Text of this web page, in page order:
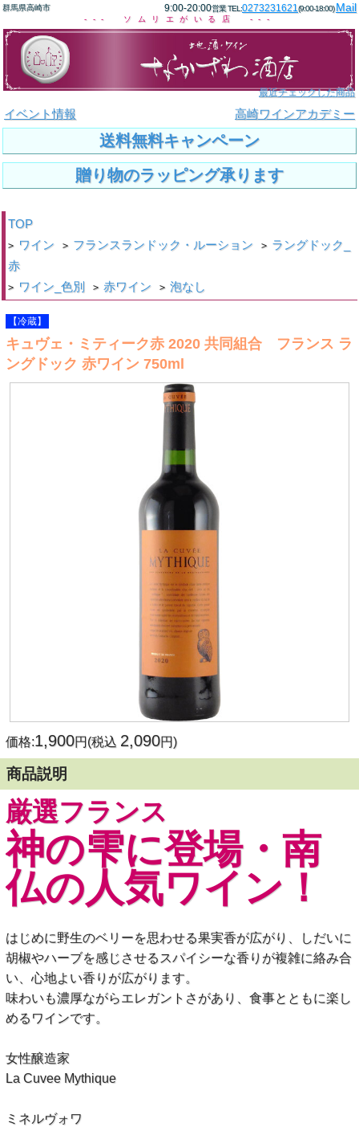
群馬県高崎市 9:00-20:00営業 TEL:0273231621(9:00-18:00)Mail
--- ソムリエがいる店 ---
最近チェックした商品
イベント情報 高崎ワインアカデミー
送料無料キャンペーン
贈り物のラッピング承ります
TOP
> ワイン > フランスランドック・ルーション > ラングドック_
赤
> ワイン_色別 > 赤ワイン > 泡なし
【冷蔵】
キュヴェ・ミティーク赤 2020 共同組合 フランス ラ
ングドック 赤ワイン 750ml
価格:1,900円(税込 2,090円)
商品説明
厳選フランス
神の雫に登場・南
仏の人気ワイン！
はじめに野生のベリーを思わせる果実香が広がり、しだいに
胡椒やハーブを感じさせるスパイシーな香りが複雑に絡み合
い、心地よい香りが広がります。
味わいも濃厚ながらエレガントさがあり、食事とともに楽し
めるワインです。
女性醸造家
La Cuvee Mythique
ミネルヴォワ